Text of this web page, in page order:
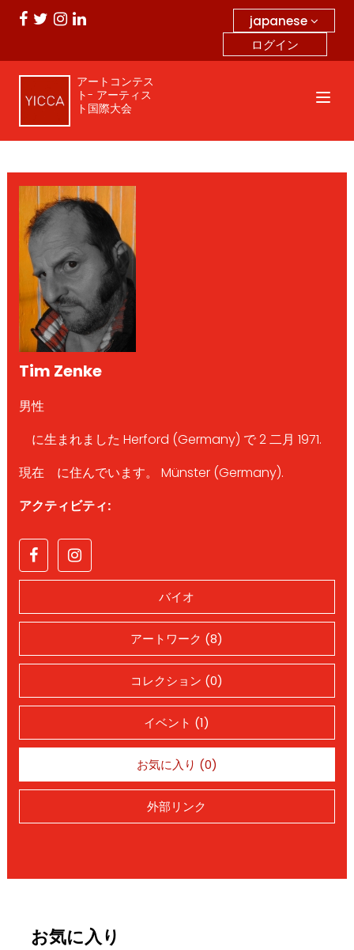
japanese
ログイン
アートコンテス
ト- アーティス
ト国際大会
Tim Zenke
男性
に生まれました Herford (Germany) で 2 二月 1971.
現在 に住んでいます。 Münster (Germany).
アクティビティ:
バイオ
アートワーク (8)
コレクション (0)
イベント (1)
お気に入り (0)
外部リンク
お気に入り